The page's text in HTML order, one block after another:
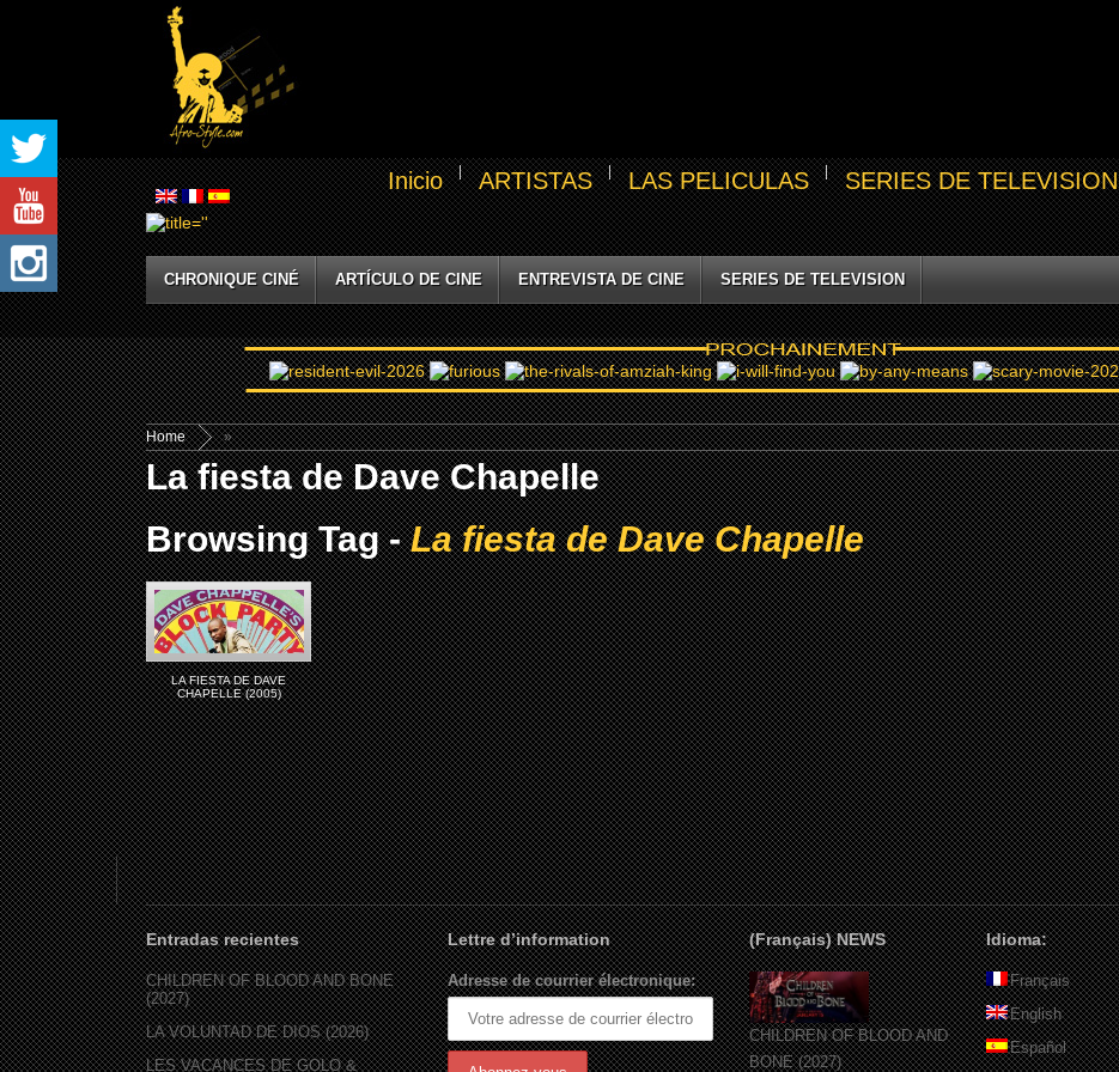
Inicio ARTISTAS LAS PELICULAS SERIES DE TELEVISION
CHRONIQUE CINÉ ARTÍCULO DE CINE ENTREVISTA DE CINE SERIES DE TELEVISION
Home »
La fiesta de Dave Chapelle
Browsing Tag -La fiesta de Dave Chapelle
LA FIESTA DE DAVE
CHAPELLE (2005)
Entradas recientes
CHILDREN OF BLOOD AND BONE
(2027)
LA VOLUNTAD DE DIOS (2026)
LES VACANCES DE GOLO &
Lettre d’information
Adresse de courrier électronique:
(Français) NEWS
CHILDREN OF BLOOD AND
BONE (2027)
Idioma:
Français
English
Español